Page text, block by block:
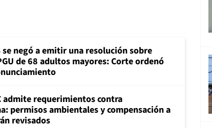
se negó a emitir una resolución sobre
de 68 adultos mayores: Corte ordenó
admite requerimientos contra
permisos ambientales y compensación a
revisados